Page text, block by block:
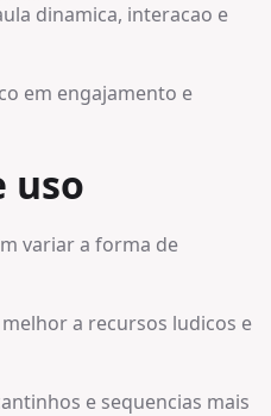
dinamica, interacao e
em engajamento e
uso
variar a forma de
a recursos ludicos e
e sequencias mais